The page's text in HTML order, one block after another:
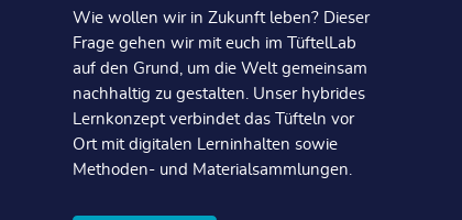
Wie wollen wir in Zukunft leben? Dieser
Frage gehen wir mit euch im TüftelLab
auf den Grund, um die Welt gemeinsam
nachhaltig zu gestalten. Unser hybrides
Lernkonzept verbindet das Tüfteln vor
Ort mit digitalen Lerninhalten sowie
Methoden- und Materialsammlungen.